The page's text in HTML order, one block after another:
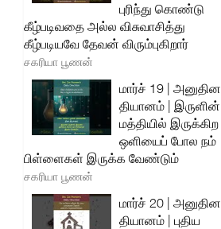
புரிந்து கொண்டு
கீழ்படிவதை அல்ல விசுவாசித்து
கீழ்படியவே தேவன் விரும்புகிறார்
சகரியா பூணன்
மார்ச் 19 | அனுதின
தியானம் | இருளின்
மத்தியில் இருக்கிற
ஒளியைப் போல நம்
பிள்ளைகள் இருக்க வேண்டும்
சகரியா பூணன்
மார்ச் 20 | அனுதின
தியானம் | புதிய